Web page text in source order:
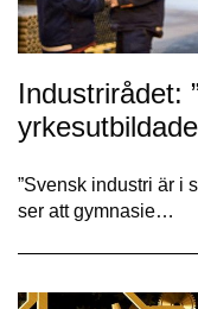
Industrirådet:
”Svensk industri är i
ser att gymnasie…